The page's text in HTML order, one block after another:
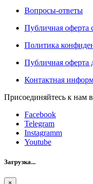
Вопросы-ответы
Публичная оферта
Политика
Публичная оферта
Контактная
Присоединяйтесь к нам
Facebook
Telegram
Instagramm
Youtube
Загрузка...